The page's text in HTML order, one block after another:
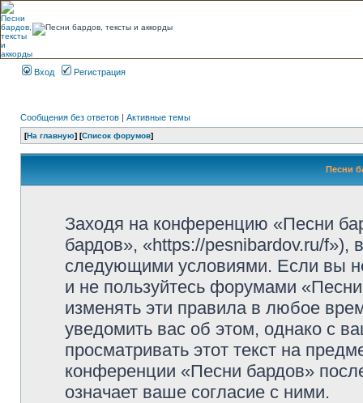
Вход Регистрация
Сообщения без ответов | Активные темы
[На главную] [Список форумов]
Песни
Заходя на конференцию «Песни
бардов», «https://pesnibardov.ru/f»),
следующими условиями. Если вы
и не пользуйтесь форумами
изменять эти правила в любое
уведомить вас об этом, однако с
просматривать этот текст на
конференции «Песни бардов»
означает ваше согласие с ними.